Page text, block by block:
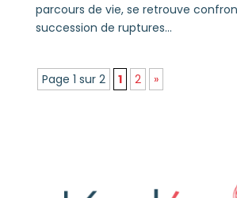
parcours de vie, se retrouve
succession de ruptures...
Page 1 sur 2 1 2 »